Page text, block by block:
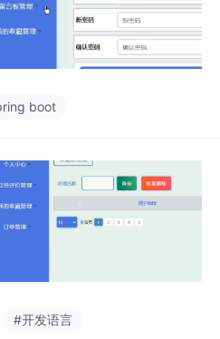
boot
#开发语言